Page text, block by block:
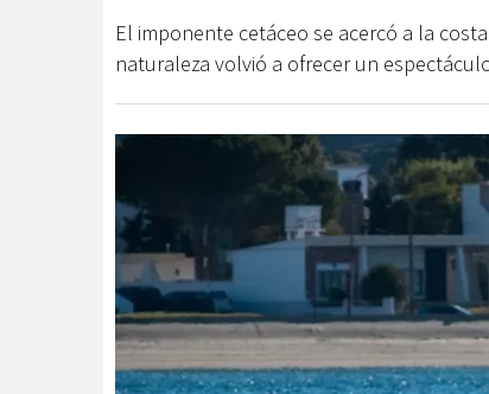
El imponente cetáceo se acercó a la
naturaleza volvió a ofrecer un